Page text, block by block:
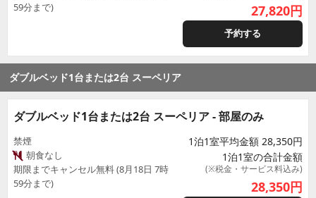
59分まで)
27,820円
予約する
ダブルベッド1台または2台 スーペリア
ダブルベッド1台または2台 スーペリア - 部屋のみ
禁煙
朝食なし
期限までキャンセル無料 (8月18日 7時
59分まで)
1泊1室平均金額 28,350円
1泊1室の合計金額
(※税金・サービス料込み)
28,350円